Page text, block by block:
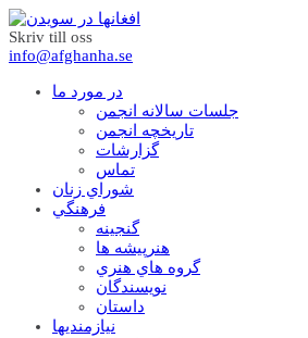
Skriv till oss
info@afghanha.se
در مورد ما
جلسات سالانه انجمن
تاریخچه انجمن
گزارشات
تماس
شوراي زنان
فرهنگي
گنجينه
هنرپيشه ها
گروه هاي هنري
نويسندگان
داستان
نيازمنديها